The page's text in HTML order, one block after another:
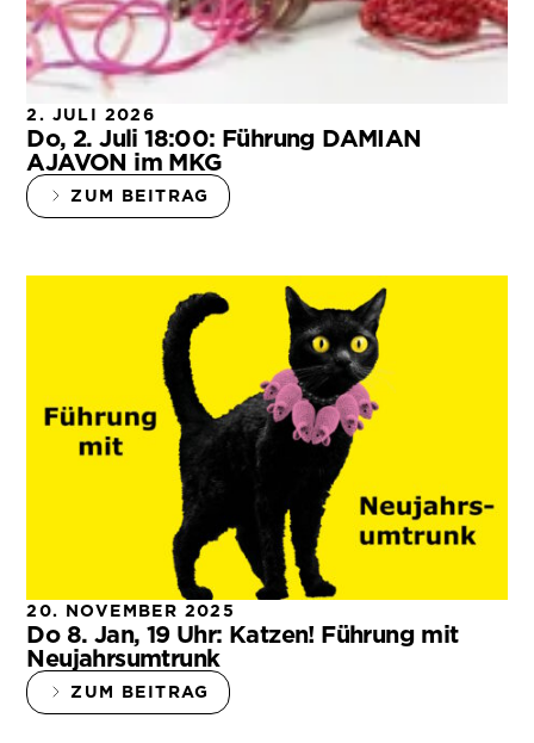
2. JULI 2026
Do, 2. Juli 18:00: Führung DAMIAN
AJAVON im MKG
ZUM BEITRAG
20. NOVEMBER 2025
Do 8. Jan, 19 Uhr: Katzen! Führung mit
Neujahrsumtrunk
ZUM BEITRAG